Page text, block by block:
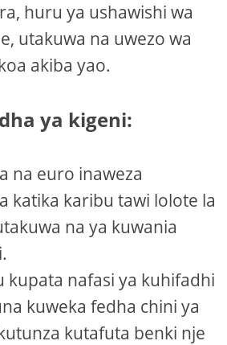
huru ya ushawishi wa
utakuwa na uwezo wa
akiba yao.
ya kigeni:
na euro inaweza
katika karibu tawi lolote la
na ya kuwania
kupata nafasi ya kuhifadhi
kuweka fedha chini ya
kutafuta benki nje